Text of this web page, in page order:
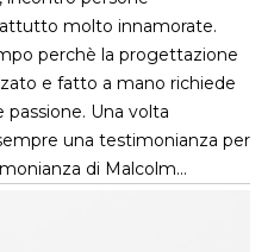
molto innamorate.
perchè la progettazione
e fatto a mano richiede
passione. Una volta
una testimonianza per
di Malcolm…